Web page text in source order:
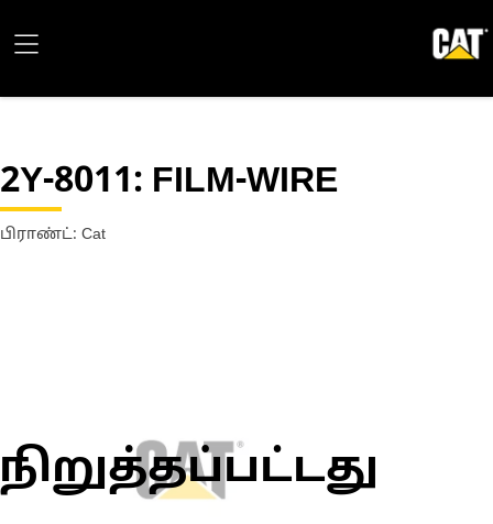
2Y-8011: FILM-WIRE
பிராண்ட்: Cat
நிறுத்தப்பட்டது